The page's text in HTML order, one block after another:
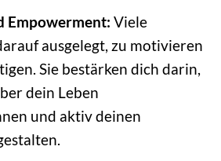
Empowerment: Viele
ausgelegt, zu motivieren
Sie bestärken dich darin,
dein Leben
und aktiv deinen